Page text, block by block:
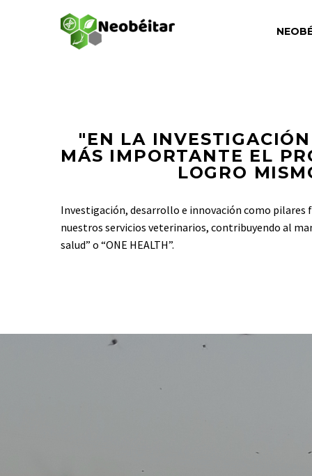
"EN LA
MÁS IMPORTANTE EL
LOGRO
Investigación, desarrollo e innovación como pilares
nuestros servicios veterinarios, contribuyendo al
salud” o “ONE HEALTH”.